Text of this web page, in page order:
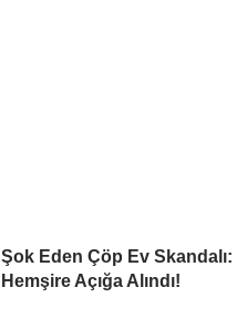
Şok Eden Çöp Ev Skandalı:
Hemşire Açığa Alındı!